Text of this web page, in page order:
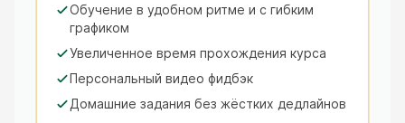
Обучение в удобном ритме и с гибким
графиком
Увеличенное время прохождения курса
Персональный видео фидбэк
Домашние задания без жёстких дедлайнов